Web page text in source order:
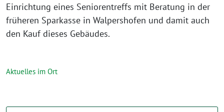
Einrichtung eines Seniorentreffs mit Beratung in der
früheren Sparkasse in Walpershofen und damit auch
den Kauf dieses Gebäudes.
Aktuelles im Ort